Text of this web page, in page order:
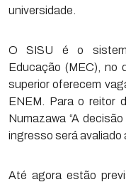
universidade.
O SISU é o
Educação (MEC), no
superior oferecem
ENEM. Para o reitor
Numazawa “A
ingresso será avaliado
Até agora estão